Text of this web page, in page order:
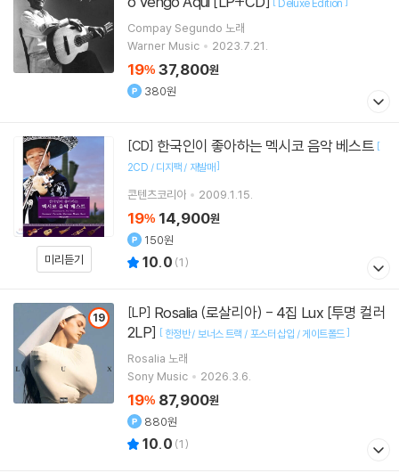
Deluxe Edition
Compay Segundo 노래
Warner Music
2023.7.21.
19% 37,800원
380원
미리듣기
[CD] 한국인이 좋아하는 멕시코 음악 베스트 [
2CD / 디지팩 / 재발매]
콘텐츠코리아 2009.1.15.
19% 14,900원
150원
10.0 (1)
19 [LP]
2LP] [ 한정반 / 보너스 트랙 / 포스터 삽입 / 게이트폴드]
Rosalia 노래
Sony Music
2026.3.6.
19% 87,900원
880원
10.0 (1)